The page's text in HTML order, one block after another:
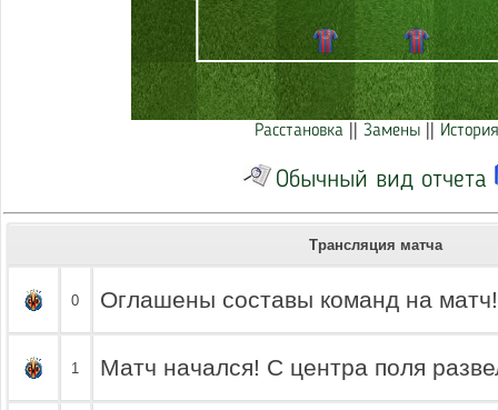
Расстановка Замены
Обычный вид отчета
Трансляция матча
0 Оглашены составы команд на матч!
1 Матч начался! С центра поля